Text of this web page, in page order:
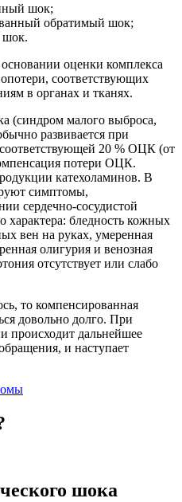
шок;
обратимый шок;
шок.
оценки комплекса
соответствующих
в органах и тканях.
(синдром малого выброса,
развивается при
20 % ОЦК (от
потери ОЦК.
катехоламинов. В
симптомы,
сердечно-сосудистой
характера: бледность кожных
вен на руках, умеренная
олигурия и венозная
отсутствует или слабо
то компенсированная
довольно долго. При
происходит дальнейшее
и наступает
шока